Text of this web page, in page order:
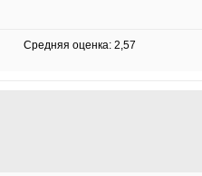
Средняя оценка: 2,57